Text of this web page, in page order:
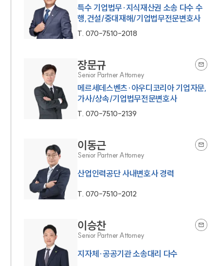
특수 기업법무·지식재산권 소송 다수 수
행,건설/중대재해/기업법무전문변호사
T. 070-7510-2018
장문규
Senior Partner Attorney
메르세데스벤츠·아우디코리아 기업자문,
가사/상속/기업법무전문변호사
T. 070-7510-2139
이동근
Senior Partner Attorney
산업인력공단 사내변호사 경력
T. 070-7510-2012
이승찬
Senior Partner Attorney
지자체·공공기관 소송대리 다수